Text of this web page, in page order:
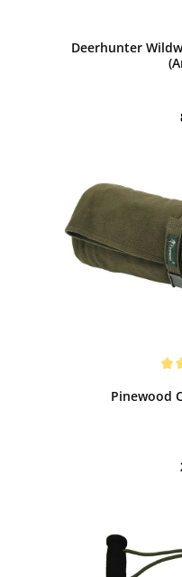
Deerhunter
Pinewood